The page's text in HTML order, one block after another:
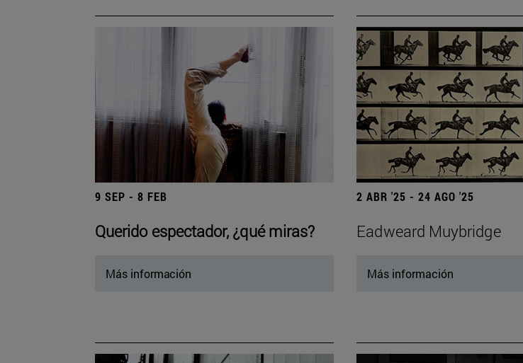
9 SEP - 8 FEB
Querido espectador, ¿qué miras?
Más información
2 ABR '25 - 24 AGO '25
Eadweard Muybridge
Más información